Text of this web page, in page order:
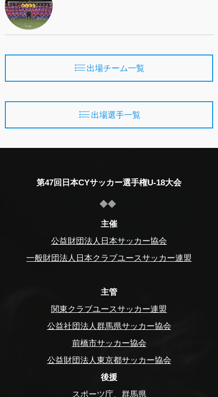
出場チーム一覧
出場選手一覧
第47回日本CYサッカー選手権U-18大会
主催
公益財団法人日本サッカー協会
一般財団法人日本クラブユースサッカー連盟
主管
関東クラブユースサッカー連盟
公益社団法人群馬県サッカー協会
前橋市サッカー協会
公益財団法人東京都サッカー協会
後援
スポーツ庁、群馬県